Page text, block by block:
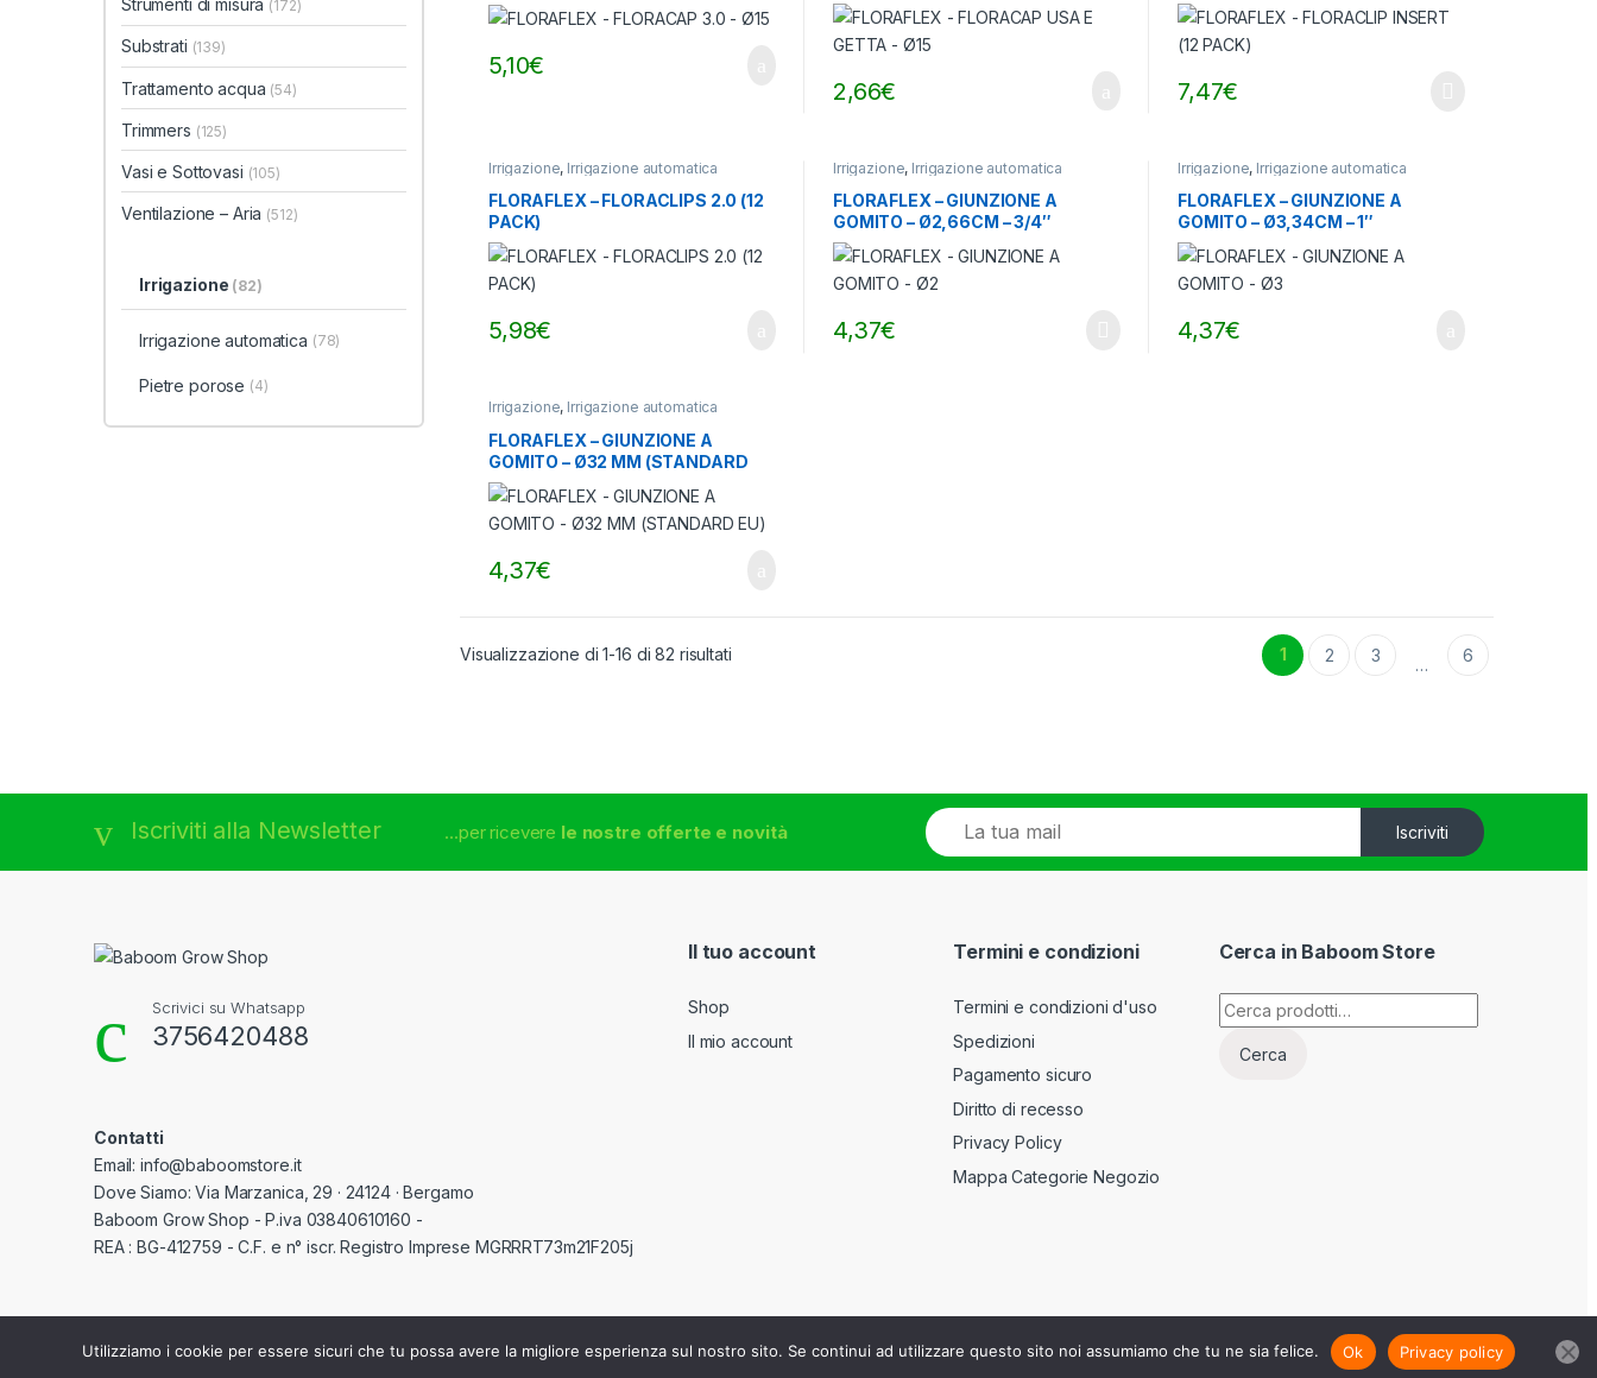
5,10€
2,66€ 7,47€
Irrigazione, Irrigazione automatica
FLORAFLEX – FLORACLIPS 2.0 (12
PACK)
5,98€
Irrigazione, Irrigazione automatica
FLORAFLEX – GIUNZIONE A
GOMITO – Ø2,66CM – 3/4″
4,37€
Irrigazione, Irrigazione automatica
FLORAFLEX – GIUNZIONE A
GOMITO – Ø3,34CM – 1″
4,37€
Irrigazione, Irrigazione automatica
FLORAFLEX – GIUNZIONE A
GOMITO – Ø32 MM (STANDARD
EU)
4,37€
Visualizzazione di 1-16 di 82 risultati 1 2 3 … 6
Strumenti di misura (172)
Substrati (139)
Trattamento acqua (54)
Trimmers (125)
Vasi e Sottovasi (105)
Ventilazione – Aria (512)
Irrigazione (82)
Irrigazione automatica (78)
Pietre porose (4)
Iscriviti alla Newsletter ...per ricevere le nostre offerte e novità
E
m
a
Iscriviti
Scrivici su Whatsapp
3756420488
Contatti
Email: info@baboomstore.it
Dove Siamo: Via Marzanica, 29 · 24124 · Bergamo
Baboom Grow Shop - P.iva 03840610160 -
REA : BG-412759 - C.F. e n° iscr. Registro Imprese MGRRRT73m21F205j
Il tuo account
Shop
Il mio account
Termini e condizioni
Termini e condizioni d'uso
Spedizioni
Pagamento sicuro
Diritto di recesso
Privacy Policy
Mappa Categorie Negozio
Cerca in Baboom Store
Cerca:
Cerca
©Baboom Grow Shop- All Rights Reserved - P.iva 03840610160 - REA : BG-412759 - C.F. e n° iscr. Registro Imprese MGRRRT73m21F205j -Privacy Policy
Utilizziamo i cookie per essere sicuri che tu possa avere la migliore esperienza sul nostro sito. Se continui ad utilizzare questo sito noi assumiamo che tu ne sia felice. Ok Privacy policy